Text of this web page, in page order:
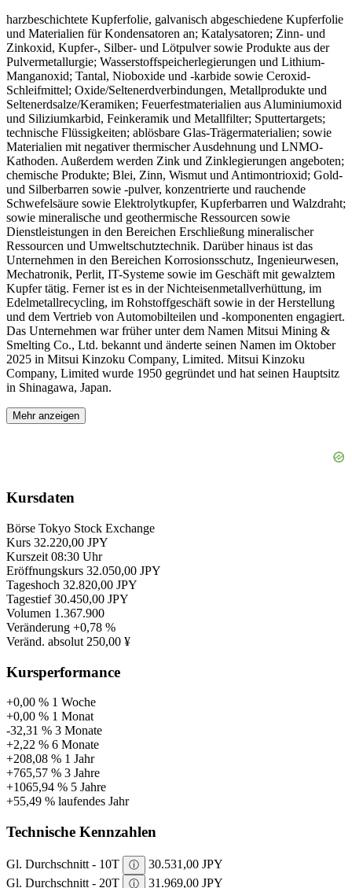
harzbeschichtete Kupferfolie, galvanisch abgeschiedene Kupferfolie
und Materialien für Kondensatoren an; Katalysatoren; Zinn- und
Zinkoxid, Kupfer-, Silber- und Lötpulver sowie Produkte aus der
Pulvermetallurgie; Wasserstoffspeicherlegierungen und Lithium-
Manganoxid; Tantal, Nioboxide und -karbide sowie Ceroxid-
Schleifmittel; Oxide/Seltenerdverbindungen, Metallprodukte und
Seltenerdsalze/Keramiken; Feuerfestmaterialien aus Aluminiumoxid
und Siliziumkarbid, Feinkeramik und Metallfilter; Sputtertargets;
technische Flüssigkeiten; ablösbare Glas-Trägermaterialien; sowie
Materialien mit negativer thermischer Ausdehnung und LNMO-
Kathoden. Außerdem werden Zink und Zinklegierungen angeboten;
chemische Produkte; Blei, Zinn, Wismut und Antimontrioxid; Gold-
und Silberbarren sowie -pulver, konzentrierte und rauchende
Schwefelsäure sowie Elektrolytkupfer, Kupferbarren und Walzdraht;
sowie mineralische und geothermische Ressourcen sowie
Dienstleistungen in den Bereichen Erschließung mineralischer
Ressourcen und Umweltschutztechnik. Darüber hinaus ist das
Unternehmen in den Bereichen Korrosionsschutz, Ingenieurwesen,
Mechatronik, Perlit, IT-Systeme sowie im Geschäft mit gewalztem
Kupfer tätig. Ferner ist es in der Nichteisenmetallverhüttung, im
Edelmetallrecycling, im Rohstoffgeschäft sowie in der Herstellung
und dem Vertrieb von Automobilteilen und -komponenten engagiert.
Das Unternehmen war früher unter dem Namen Mitsui Mining &
Smelting Co., Ltd. bekannt und änderte seinen Namen im Oktober
2025 in Mitsui Kinzoku Company, Limited. Mitsui Kinzoku
Company, Limited wurde 1950 gegründet und hat seinen Hauptsitz
in Shinagawa, Japan.
Mehr anzeigen
Kursdaten
Börse Tokyo Stock Exchange
Kurs 32.220,00 JPY
Kurszeit 08:30 Uhr
Eröffnungskurs 32.050,00 JPY
Tageshoch 32.820,00 JPY
Tagestief 30.450,00 JPY
Volumen 1.367.900
Veränderung +0,78 %
Veränd. absolut 250,00 ¥
Kursperformance
+0,00 % 1 Woche
+0,00 % 1 Monat
-32,31 % 3 Monate
+2,22 % 6 Monate
+208,08 % 1 Jahr
+765,57 % 3 Jahre
+1065,94 % 5 Jahre
+55,49 % laufendes Jahr
Technische Kennzahlen
Gl. Durchschnitt - 10T ⓘ
30.531,00 JPY
Gl. Durchschnitt - 20T
ⓘ 31.969,00 JPY